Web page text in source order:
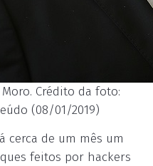
Crédito da foto:
(08/01/2019)
cerca de um mês um
feitos por hackers